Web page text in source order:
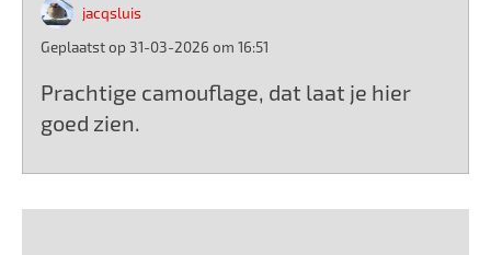
jacqsluis
Geplaatst op 31-03-2026 om 16:51
Prachtige camouflage, dat laat je hier
goed zien.